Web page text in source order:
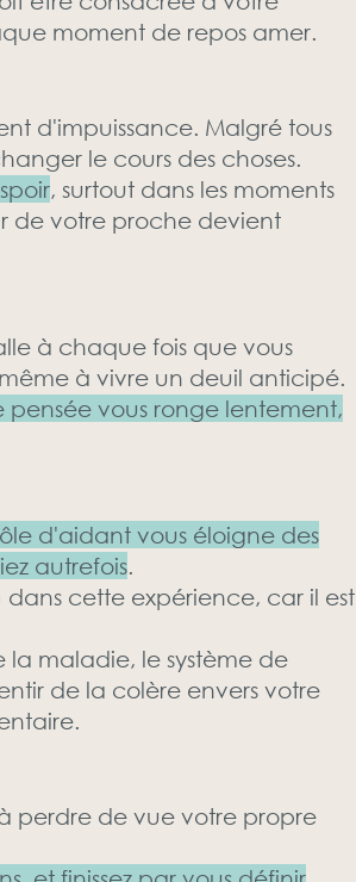
moment de repos amer.
d'impuissance. Malgré tous
le cours des choses.
, surtout dans les moments
de votre proche devient
à chaque fois que vous
à vivre un deuil anticipé.
vous ronge lentement,
d'aidant vous éloigne des
autrefois.
dans cette expérience, car il est
la maladie, le système de
de la colère envers votre
perdre de vue votre propre